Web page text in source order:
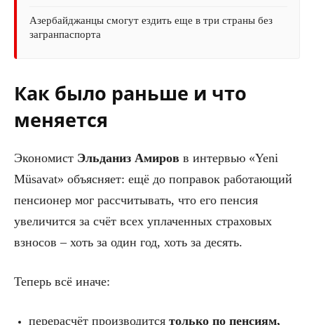
Азербайджанцы смогут ездить еще в три страны без
загранпаспорта
Как было раньше и что
меняется
Экономист Эльданиз Амиров в интервью «Yeni
Müsavat» объясняет: ещё до поправок работающий
пенсионер мог рассчитывать, что его пенсия
увеличится за счёт всех уплаченных страховых
взносов – хоть за один год, хоть за десять.
Теперь всё иначе:
перерасчёт производится только по пенсиям,